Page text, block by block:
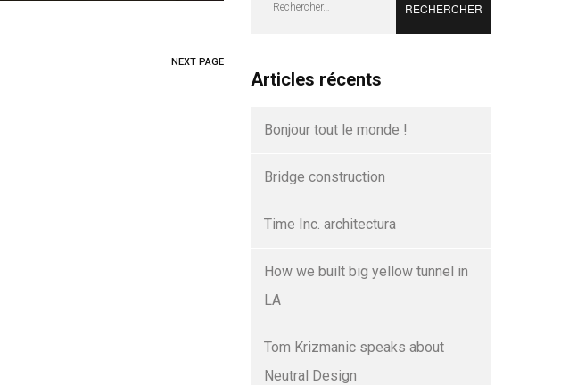
NEXT PAGE
Articles récents
Bonjour tout le monde !
Bridge construction
Time Inc. architectura
How we built big yellow tunnel in
LA
Tom Krizmanic speaks about
Neutral Design